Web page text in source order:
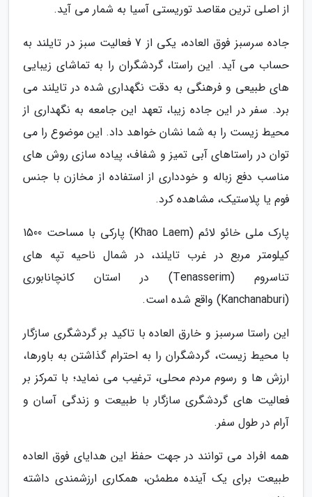
از اصلی ترین مقاصد توریستی آسیا به شمار می آید.
جاده سرسبز فوق العاده، یکی از 7 فعالیت سبز در تایلند به
حساب می آید. این راستا، گردشگران را به تماشای زیبایی
های طبیعی و فرهنگی به دقت نگهداری شده در تایلند می
برد. سفر در این جاده زیبا، تعهد این جامعه به نگهداری از
محیط زیست را به شما نشان خواهد داد. این موضوع را می
توان در راستاهای آبی تمیز و شفاف، پیاده سازی روش های
مناسب دفع زباله و خودداری از استفاده از مخازن با جنس
فوم یا پلاستیک، مشاهده کرد.
پارک ملی خائو لائم (Khao Laem) پارکی با مساحت 1500
کیلومتر مربع در غرب تایلند، در شمال ناحیه تپه های
تناسروم (Tenasserim) در استان کانچانابوری
(Kanchanaburi) واقع شده است.
این راستا سرسبز و خارق العاده با تاکید بر گردشگری سازگار
با محیط زیست، گردشگران را به احترام گذاشتن به باورها،
ارزش ها و رسوم مردم محلی، ترغیب می نماید؛ با تمرکز بر
فعالیت های گردشگری سازگار با طبیعت و زندگی آسان و
آرام در طول سفر.
همه افراد می توانند در جهت حفظ این هدایای فوق العاده
طبیعت برای یک آینده مطمئن، همکاری ارزشمندی داشته